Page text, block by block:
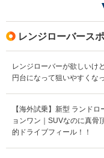
レンジローバース
レンジローバーが欲しい
円台になって狙いやすくな
【海外試乗】新型 ランド
ョンワン｜SUVなのに真骨
的ドライブフィール！！